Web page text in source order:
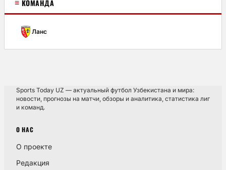
≡ КОМАНДА
Ланс
Sports Today UZ — актуальный футбол Узбекистана и мира:
новости, прогнозы на матчи, обзоры и аналитика, статистика лиг
и команд.
О НАС
О проекте
Редакция